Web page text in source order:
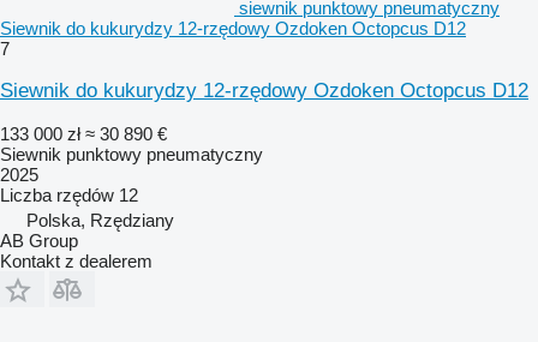
siewnik punktowy pneumatyczny
Siewnik do kukurydzy 12-rzędowy Ozdoken Octopcus D12
7
Siewnik do kukurydzy 12-rzędowy Ozdoken Octopcus D12
133 000 zł ≈ 30 890 €
Siewnik punktowy pneumatyczny
2025
Liczba rzędów 12
Polska, Rzędziany
AB Group
Kontakt z dealerem